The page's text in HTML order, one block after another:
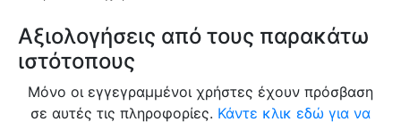
Αξιολογήσεις από τους παρακάτω
ιστότοπους
Μόνο οι εγγεγραμμένοι χρήστες έχουν πρόσβαση
σε αυτές τις πληροφορίες. Κάντε κλικ εδώ για να